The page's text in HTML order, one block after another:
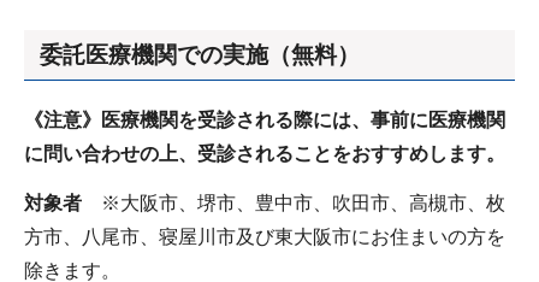
委託医療機関での実施（無料）
《注意》医療機関を受診される際には、事前に医療機関
に問い合わせの上、受診されることをおすすめします。
対象者
※大阪市、堺市、豊中市、吹田市、高槻市、枚
方市、八尾市、寝屋川市及び東大阪市にお住まいの方を
除きます。